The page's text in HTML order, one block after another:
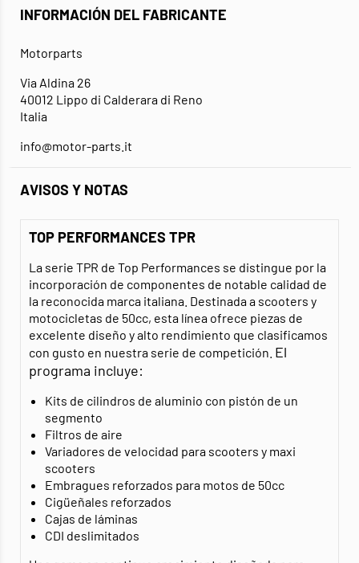
INFORMACIÓN DEL FABRICANTE
Motorparts
Via Aldina 26
40012 Lippo di Calderara di Reno
Italia
info@motor-parts.it
AVISOS Y NOTAS
TOP PERFORMANCES TPR
La serie TPR de Top Performances se distingue por la
incorporación de componentes de notable calidad de
la reconocida marca italiana. Destinada a scooters y
motocicletas de 50cc, esta línea ofrece piezas de
excelente diseño y alto rendimiento que clasificamos
con gusto en nuestra serie de competición. El
programa incluye:
Kits de cilindros de aluminio con pistón de un
segmento
Filtros de aire
Variadores de velocidad para scooters y maxi
scooters
Embragues reforzados para motos de 50cc
Cigüeñales reforzados
Cajas de láminas
CDI deslimitados